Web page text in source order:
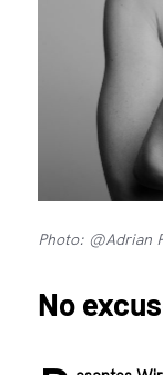
Photo: @Adrian
No